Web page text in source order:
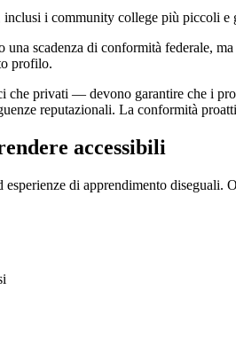
i community college più piccoli
scadenza di conformità federale,
profilo.
privati — devono garantire che i
reputazionali. La conformità
accessibili
di apprendimento diseguali.